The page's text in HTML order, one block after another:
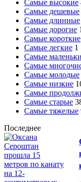
Самые высокие
Самые дешевые
Самые длинные
Самые дорогие
Самые короткие
Самые легкие 1
Самые
Самые
Самые молодые
Самые низкие
Самые
Самые старые
Самые тяжелые
Последнее